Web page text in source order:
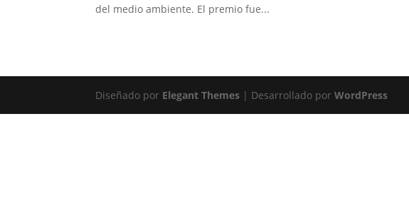
del medio ambiente. El premio fue...
Diseñado por Elegant Themes | Desarrollado porWordPress